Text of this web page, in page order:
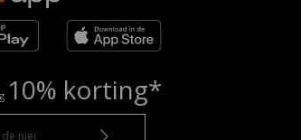
10% korting*